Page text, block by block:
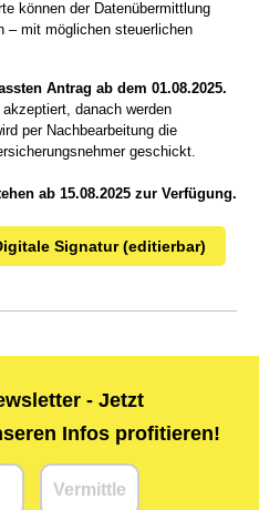
können der Datenübermittlung
– mit möglichen steuerlichen
Antrag ab dem 01.08.2025.
danach werden
per Nachbearbeitung die
geschickt.
ab 15.08.2025 zur Verfügung.
Signatur (editierbar)
- Jetzt
Infos profitieren!